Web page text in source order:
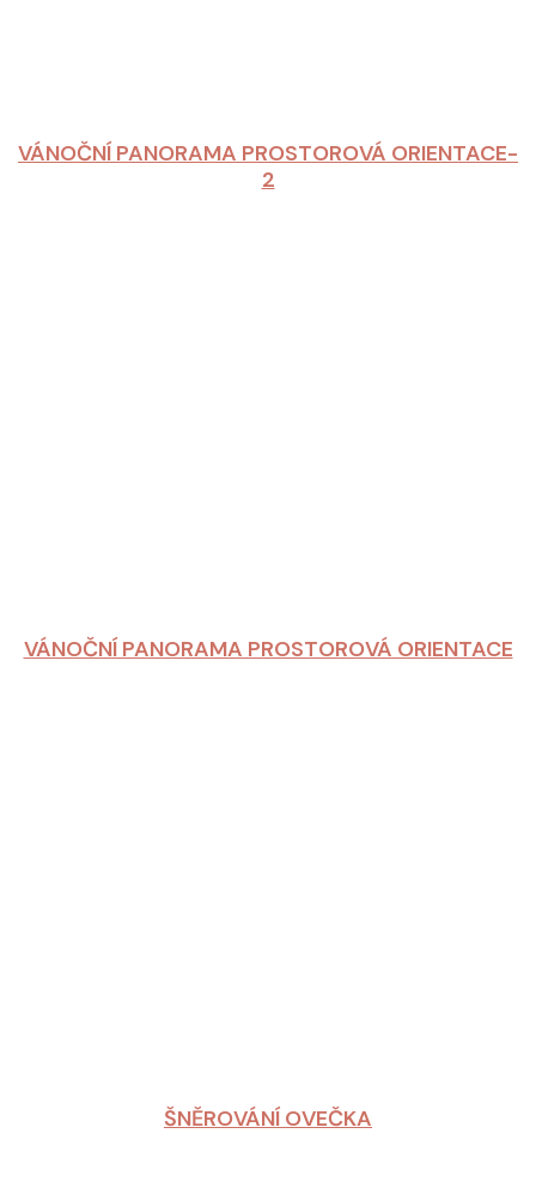
VÁNOČNÍ PANORAMA PROSTOROVÁ ORIENTACE-
2
VÁNOČNÍ PANORAMA PROSTOROVÁ ORIENTACE
ŠNĚROVÁNÍ OVEČKA